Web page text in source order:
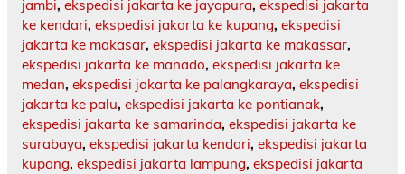
jambi, ekspedisi jakarta ke jayapura, ekspedisi jakarta
ke kendari, ekspedisi jakarta ke kupang, ekspedisi
jakarta ke makasar, ekspedisi jakarta ke makassar,
ekspedisi jakarta ke manado, ekspedisi jakarta ke
medan, ekspedisi jakarta ke palangkaraya, ekspedisi
jakarta ke palu, ekspedisi jakarta ke pontianak,
ekspedisi jakarta ke samarinda, ekspedisi jakarta ke
surabaya, ekspedisi jakarta kendari, ekspedisi jakarta
kupang, ekspedisi jakarta lampung, ekspedisi jakarta